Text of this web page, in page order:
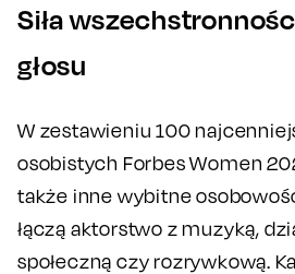
Siła
głosu
W zestawieniu 100
osobistych Forbes Women
także inne wybitne
łączą aktorstwo z muzyką,
społeczną czy rozrywkową.